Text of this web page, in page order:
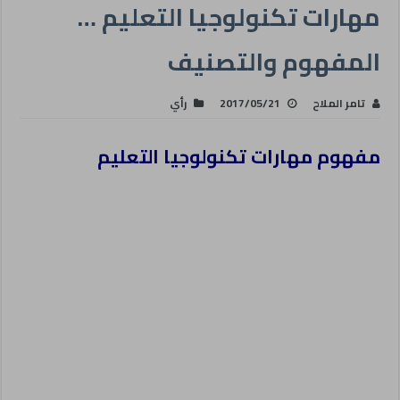
مهارات تكنولوجيا التعليم …
المفهوم والتصنيف
تامر الملاح 2017/05/21 رأي
مفهوم مهارات تكنولوجيا التعليم